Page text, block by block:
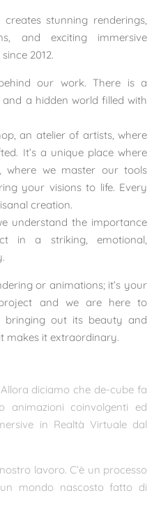
stunning renderings,
and exciting immersive
2012.
our work. There is a
a hidden world filled with
an atelier of artists, where
It’s a unique place where
where we master our tools
your visions to life. Every
creation.
understand the importance
in a striking, emotional,
or animations; it’s your
and we are here to
out its beauty and
makes it extraordinary.
diciamo che de-cube fa
animazioni coinvolgenti ed
in Realtà Virtuale dal
lavoro. C’è un processo
mondo nascosto fatto di